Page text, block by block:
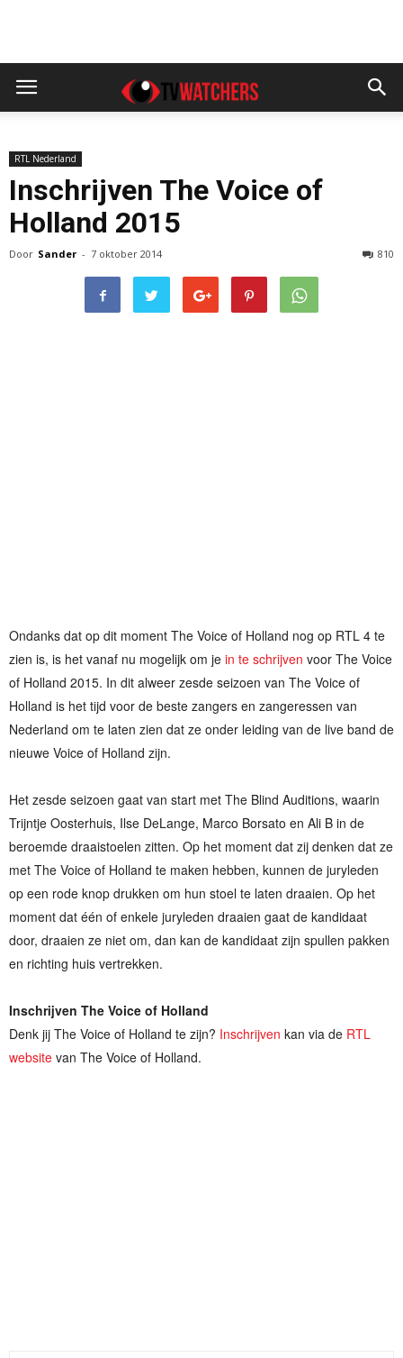
RTL Nederland
Inschrijven The Voice of
Holland 2015
Door Sander - 7 oktober 2014 810
Ondanks dat op dit moment The Voice of Holland nog op RTL 4 te
zien is, is het vanaf nu mogelijk om je in te schrijven voor The Voice
of Holland 2015. In dit alweer zesde seizoen van The Voice of
Holland is het tijd voor de beste zangers en zangeressen van
Nederland om te laten zien dat ze onder leiding van de live band de
nieuwe Voice of Holland zijn.
Het zesde seizoen gaat van start met The Blind Auditions, waarin
Trijntje Oosterhuis, Ilse DeLange, Marco Borsato en Ali B in de
beroemde draaistoelen zitten. Op het moment dat zij denken dat ze
met The Voice of Holland te maken hebben, kunnen de juryleden
op een rode knop drukken om hun stoel te laten draaien. Op het
moment dat één of enkele juryleden draaien gaat de kandidaat
door, draaien ze niet om, dan kan de kandidaat zijn spullen pakken
en richting huis vertrekken.
Inschrijven The Voice of Holland
Denk jij The Voice of Holland te zijn? Inschrijven kan via de RTL
website van The Voice of Holland.